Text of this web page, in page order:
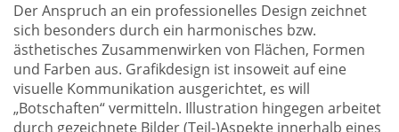
Der Anspruch an ein professionelles Design zeichnet
sich besonders durch ein harmonisches bzw.
ästhetisches Zusammenwirken von Flächen, Formen
und Farben aus. Grafikdesign ist insoweit auf eine
visuelle Kommunikation ausgerichtet, es will
„Botschaften“ vermitteln. Illustration hingegen arbeitet
durch gezeichnete Bilder (Teil-)Aspekte innerhalb eines